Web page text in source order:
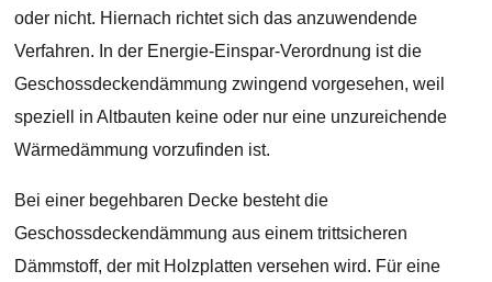
oder nicht. Hiernach richtet sich das anzuwendende
Verfahren. In der Energie-Einspar-Verordnung ist die
Geschossdeckendämmung zwingend vorgesehen, weil
speziell in Altbauten keine oder nur eine unzureichende
Wärmedämmung vorzufinden ist.
Bei einer begehbaren Decke besteht die
Geschossdeckendämmung aus einem trittsicheren
Dämmstoff, der mit Holzplatten versehen wird. Für eine